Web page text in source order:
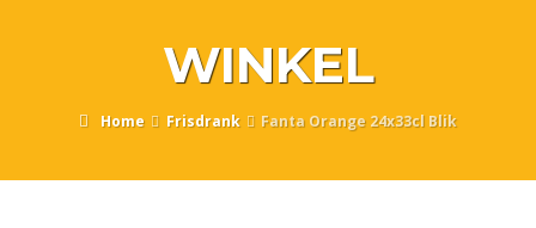
WINKEL
Home Frisdrank Fanta Orange 24x33cl Blik